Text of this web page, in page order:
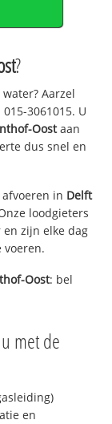
?
Aarzel
3061015. U
Oostaan
dus snel en
in Delft
loodgieters
zijn elke dag
Oost: bel
met de
en